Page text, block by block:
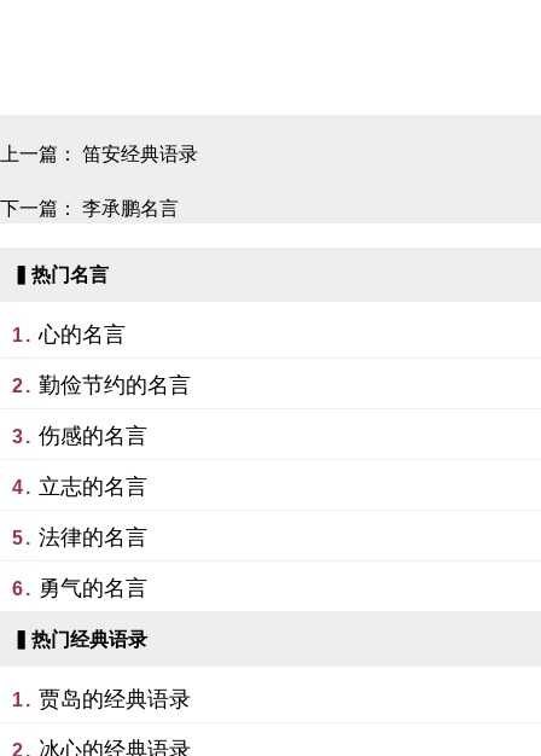
上一篇： 笛安经典语录
下一篇： 李承鹏名言
▍热门名言
1. 心的名言
2. 勤俭节约的名言
3. 伤感的名言
4. 立志的名言
5. 法律的名言
6. 勇气的名言
▍热门经典语录
1. 贾岛的经典语录
2. 冰心的经典语录